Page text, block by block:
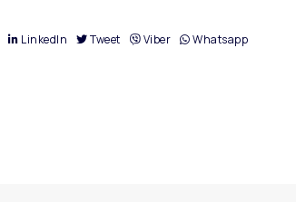
LinkedIn Tweet Viber Whatsapp